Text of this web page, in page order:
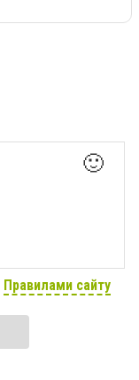
🙂
Правилами сайту